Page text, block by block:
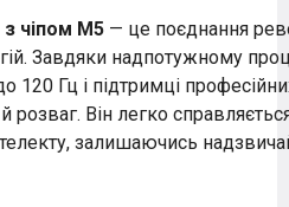
чіпом M5 — це поєднання
Завдяки надпотужному
120 Гц і підтримці
розваг. Він легко
залишаючись